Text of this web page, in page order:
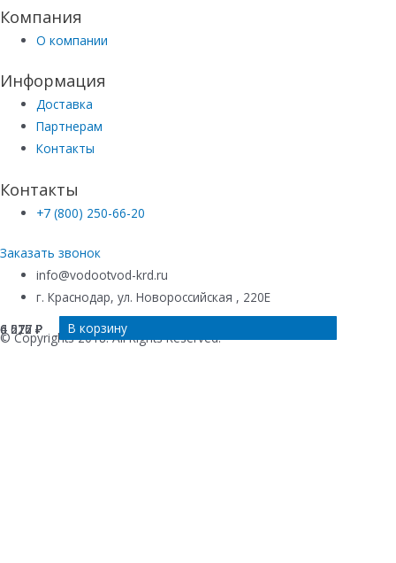
6 017 ₽ В корзину
6 576 ₽ В корзину
4 676 ₽ В корзину
6 222 ₽ В корзину
Компания
О компании
Информация
Доставка
Партнерам
Контакты
Контакты
+7 (800) 250-66-20
Заказать звонок
info@vodootvod-krd.ru
г. Краснодар, ул. Новороссийская , 220Е
© Copyrights 2018. All Rights Reserved.